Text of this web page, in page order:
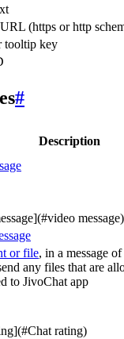
(https or http
tooltip key
#
Description
message)
or file, in a message
any files that are
to JivoChat app
rating)